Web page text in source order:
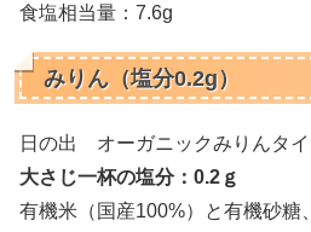
食塩相当量：7.6g
みりん（塩分0.2g）
日の出 オーガニックみりんタ
大さじ一杯の塩分：0.2ｇ
有機米（国産100%）と有機砂糖